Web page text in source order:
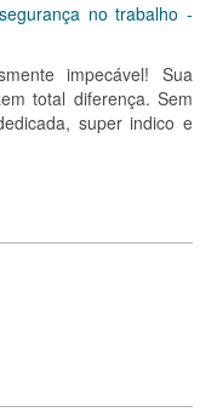
no trabalho -
impecável! Sua
total diferença. Sem
super indico e